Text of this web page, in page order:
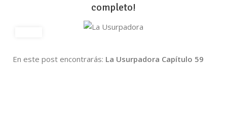
completo!
En este post encontrarás: La Usurpadora Capítulo 59